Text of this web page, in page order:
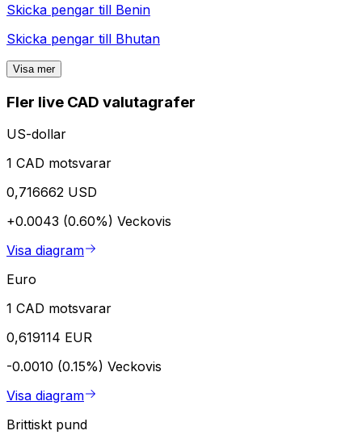
Skicka pengar till Benin
Skicka pengar till Bhutan
Visa mer
Fler live CAD valutagrafer
US-dollar
1 CAD motsvarar
0,716662 USD
+0.0043 (0.60%) Veckovis
Visa diagram
Euro
1 CAD motsvarar
0,619114 EUR
-0.0010 (0.15%) Veckovis
Visa diagram
Brittiskt pund